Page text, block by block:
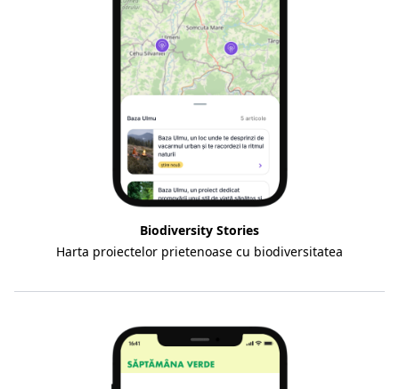
Biodiversity Stories
Harta proiectelor prietenoase cu biodiversitatea